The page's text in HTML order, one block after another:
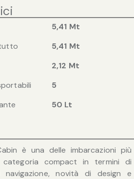
5,41 Mt
5,41 Mt
2,12 Mt
5
50 Lt
è una delle imbarcazioni più
categoria compact in termini di
navigazione, novità di design e